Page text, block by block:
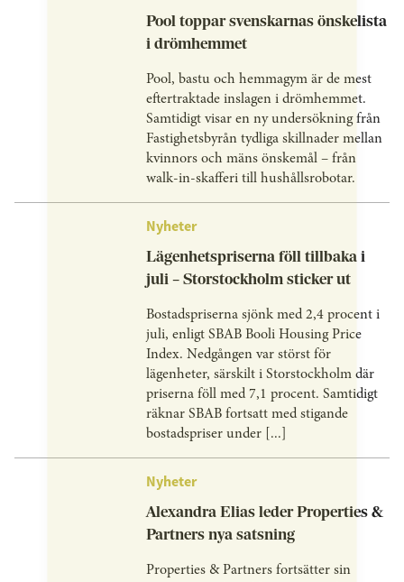
Pool toppar svenskarnas önskelista
i drömhemmet
Pool, bastu och hemmagym är de mest
eftertraktade inslagen i drömhemmet.
Samtidigt visar en ny undersökning från
Fastighetsbyrån tydliga skillnader mellan
kvinnors och mäns önskemål – från
walk-in-skafferi till hushållsrobotar.
Nyheter
Lägenhetspriserna föll tillbaka i
juli – Storstockholm sticker ut
Bostadspriserna sjönk med 2,4 procent i
juli, enligt SBAB Booli Housing Price
Index. Nedgången var störst för
lägenheter, särskilt i Storstockholm där
priserna föll med 7,1 procent. Samtidigt
räknar SBAB fortsatt med stigande
bostadspriser under [...]
Nyheter
Alexandra Elias leder Properties &
Partners nya satsning
Properties & Partners fortsätter sin